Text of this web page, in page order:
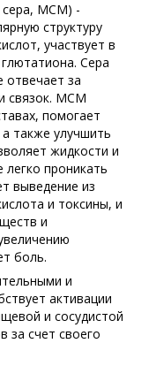
MСM) -
структуру
участвует в
Сера
отвечает за
связок. МСМ
помогает
также улучшить
жидкости и
проникать
выведение из
и токсины, и
и
боль.
и
активации
и сосудистой
за счет своего